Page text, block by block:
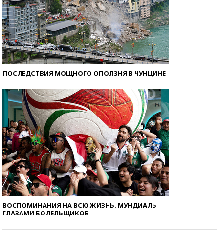
ПОСЛЕДСТВИЯ МОЩНОГО ОПОЛЗНЯ В ЧУНЦИНЕ
ВОСПОМИНАНИЯ НА ВСЮ ЖИЗНЬ. МУНДИАЛЬ
ГЛАЗАМИ БОЛЕЛЬЩИКОВ